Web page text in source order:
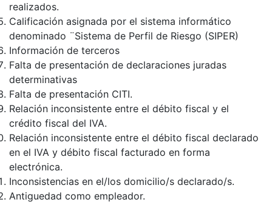
realizados.
Calificación asignada por el sistema informático
denominado ¨Sistema de Perfil de Riesgo (SIPER)
Información de terceros
Falta de presentación de declaraciones juradas
determinativas
Falta de presentación CITI.
Relación inconsistente entre el débito fiscal y el
crédito fiscal del IVA.
Relación inconsistente entre el débito fiscal declarado
en el IVA y débito fiscal facturado en forma
electrónica.
Inconsistencias en el/los domicilio/s declarado/s.
Antiguedad como empleador.